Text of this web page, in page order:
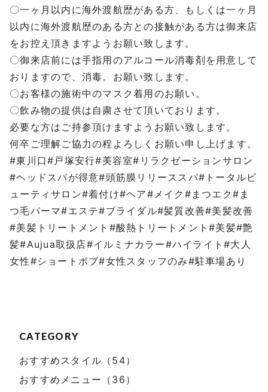
CATEGORY
おすすめスタイル（54）
おすすめメニュー（36）
〇一ヶ月以内に海外渡航歴がある方、もしくは一ヶ月
以内に海外渡航歴のある方との接触がある方は御来店
をお控え頂きますようお願い致します。
〇御来店前には手指用のアルコール消毒剤を用意して
おりますので、消毒。お願い致します。
〇お客様の施術中のマスク着用のお願い。
〇飲み物の提供は自粛させて頂いております。
必要な方はご持参頂けますようお願い致します。
何卒ご理解ご協力の程よろしくお願い申し上げます。
#東川口# 戸塚安行#美容室# リラクゼーションサロン
#ヘッドスパが得意#頭筋膜リリーススパ# トータルビ
ューティサロン#着付け#ヘア#メイク # まつエク # ま
つ毛パーマ#エステ#ブライダル#髪質改善#美髪改善
#美髪トリートメント #酸熱トリートメント #美髪#艶
髪#Aujua取扱店#イルミナカラー#ハイライト #大人
女性#ショートボブ#女性スタッフのみ#駐車場あり